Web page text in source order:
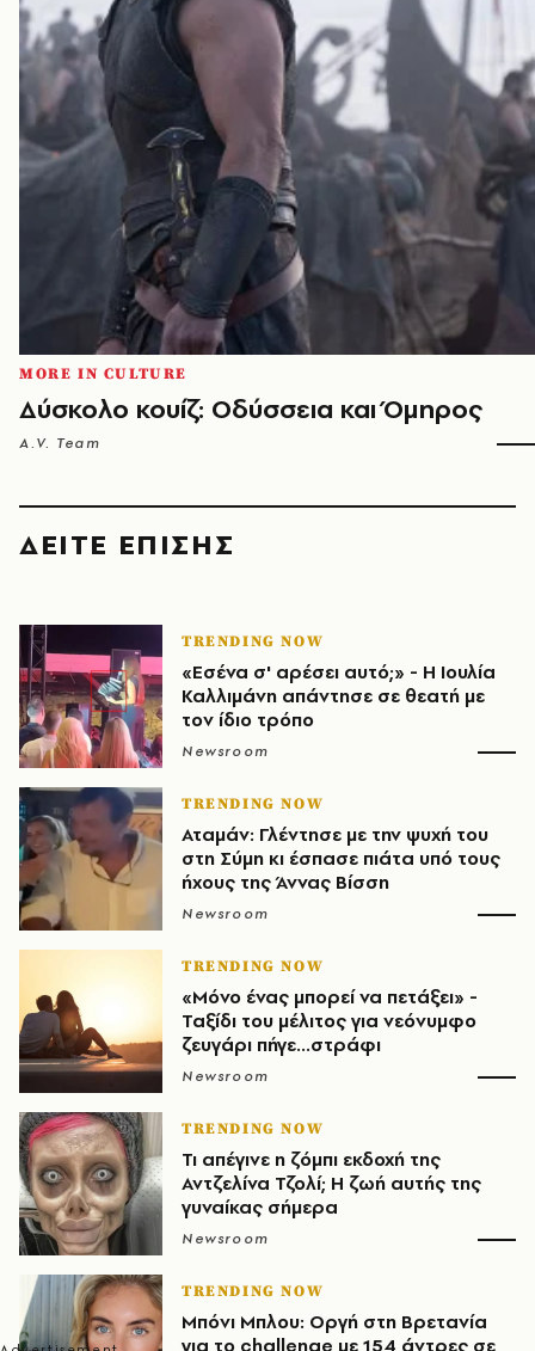
MORE IN CULTURE
Δύσκολο κουίζ: Οδύσσεια και Όμηρος
A.V. Team
ΔΕΙΤΕ ΕΠΙΣΗΣ
TRENDING NOW
«Εσένα σ' αρέσει αυτό;» - Η Ιουλία
Καλλιμάνη απάντησε σε θεατή με
τον ίδιο τρόπο
Newsroom
TRENDING NOW
Αταμάν: Γλέντησε με την ψυχή του
στη Σύμη κι έσπασε πιάτα υπό τους
ήχους της Άννας Βίσση
Newsroom
TRENDING NOW
«Μόνο ένας μπορεί να πετάξει» -
Ταξίδι του μέλιτος για νεόνυμφο
ζευγάρι πήγε...στράφι
Newsroom
TRENDING NOW
Τι απέγινε η ζόμπι εκδοχή της
Αντζελίνα Τζολί; Η ζωή αυτής της
γυναίκας σήμερα
Newsroom
TRENDING NOW
Μπόνι Μπλου: Οργή στη Βρετανία
για το challenge με 154 άντρες σε